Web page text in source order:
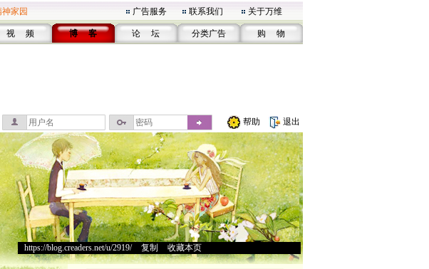
家园 广告服务 联系我们 关于万维
视 频 博 客 论 坛 分类广告 购 物
帮助 退出
https://blog.creaders.net/u/2919/> 复制 收藏本页